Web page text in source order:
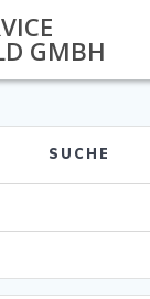
springen
GMBH
SUCHE